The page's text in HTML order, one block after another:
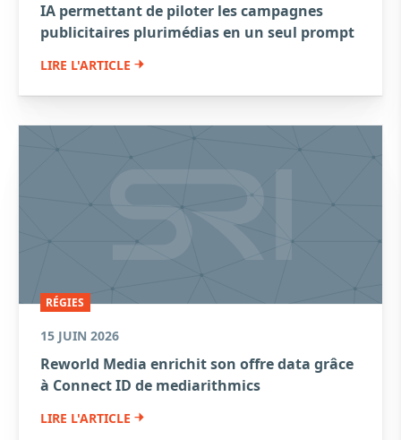
IA permettant de piloter les campagnes
publicitaires plurimédias en un seul prompt
LIRE L'ARTICLE
RÉGIES
15 JUIN 2026
Reworld Media enrichit son offre data grâce
à Connect ID de mediarithmics
LIRE L'ARTICLE